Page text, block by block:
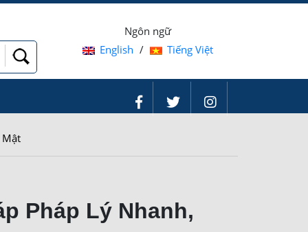
Ngôn ngữ
English / Tiếng Việt
Mật
Pháp Lý Nhanh,